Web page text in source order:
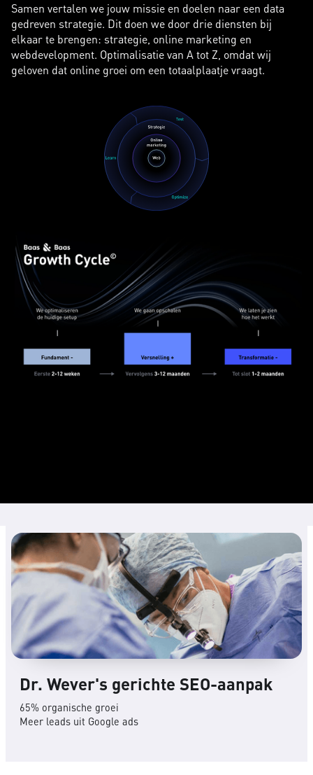
Samen vertalen we jouw missie en doelen naar een data
gedreven strategie. Dit doen we door drie diensten bij
elkaar te brengen: strategie, online marketing en
webdevelopment. Optimalisatie van A tot Z, omdat wij
geloven dat online groei om een totaalplaatje vraagt.
Dr. Wever's gerichte SEO-aanpak
65% organische groei
Meer leads uit Google ads